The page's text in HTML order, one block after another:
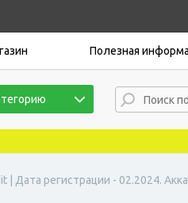
Полезная
| Дата регистрации - 02.2024.